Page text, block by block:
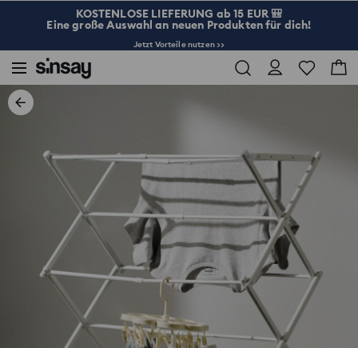
KOSTENLOSE LIEFERUNG ab 15 EUR 🎒
Eine große Auswahl an neuen Produkten für dich!
Jetzt Vorteile nutzen >>